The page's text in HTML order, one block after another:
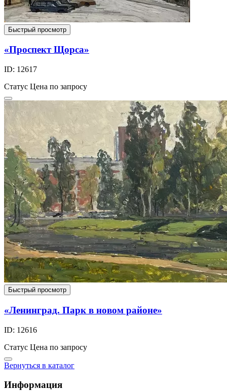
Быстрый просмотр
«Проспект Щорса»
ID: 12617
Статус Цена по запросу
Быстрый просмотр
«Ленинград. Парк в новом районе»
ID: 12616
Статус Цена по запросу
Вернуться в каталог
Информация